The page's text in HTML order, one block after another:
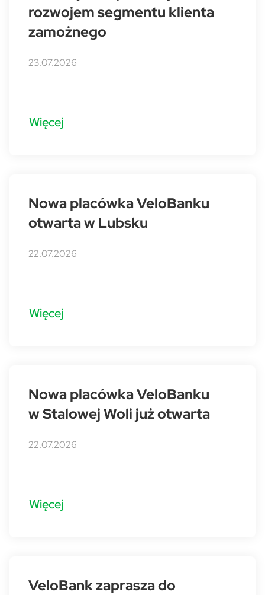
rozwojem segmentu klienta
zamożnego
23.07.2026
Więcej
Nowa placówka VeloBanku
otwarta w Lubsku
22.07.2026
Więcej
Nowa placówka VeloBanku
w Stalowej Woli już otwarta
22.07.2026
Więcej
VeloBank zaprasza do